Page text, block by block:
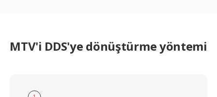
MTV'i DDS'ye dönüştürme yöntemi